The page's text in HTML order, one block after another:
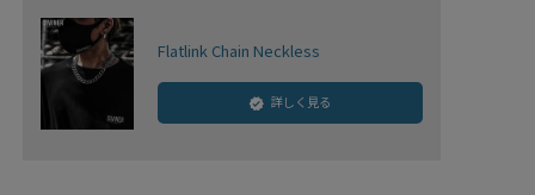
Flatlink Chain Neckless
詳しく見る